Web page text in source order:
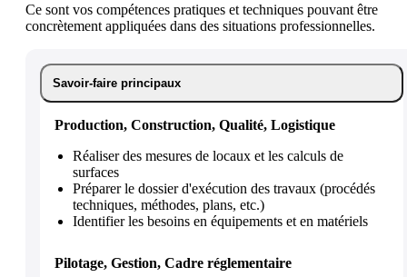
Ce sont vos compétences pratiques et techniques pouvant être
concrètement appliquées dans des situations professionnelles.
Savoir-faire principaux
Production, Construction, Qualité, Logistique
Réaliser des mesures de locaux et les calculs de
surfaces
Préparer le dossier d'exécution des travaux (procédés
techniques, méthodes, plans, etc.)
Identifier les besoins en équipements et en matériels
Pilotage, Gestion, Cadre réglementaire